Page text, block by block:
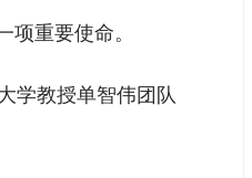
重要使命。
学教授单智伟团队